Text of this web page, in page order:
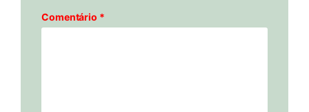
Comentário *